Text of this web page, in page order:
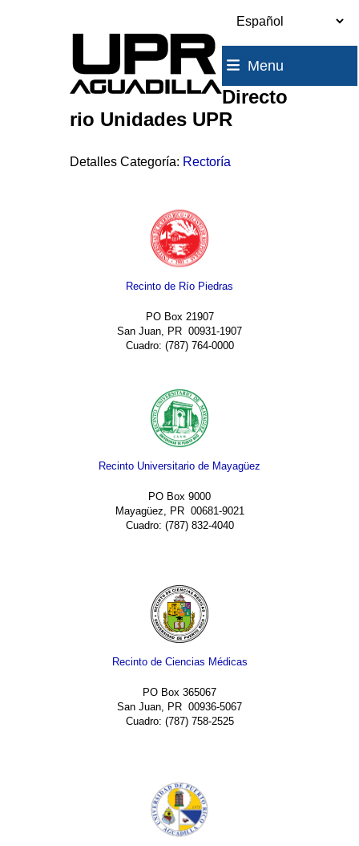
Menu
Directo
rio Unidades UPR
Detalles Categoría: Rectoría
Recinto de Río Piedras
PO Box 21907
San Juan, PR 00931-1907
Cuadro: (787) 764-0000
Recinto Universitario de Mayagüez
PO Box 9000
Mayagüez, PR 00681-9021
Cuadro: (787) 832-4040
Recinto de Ciencias Médicas
PO Box 365067
San Juan, PR 00936-5067
Cuadro: (787) 758-2525